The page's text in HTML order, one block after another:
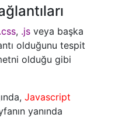
.css, .js veya başka
olduğunu tespit
olduğu gibi
Javascript
yanında